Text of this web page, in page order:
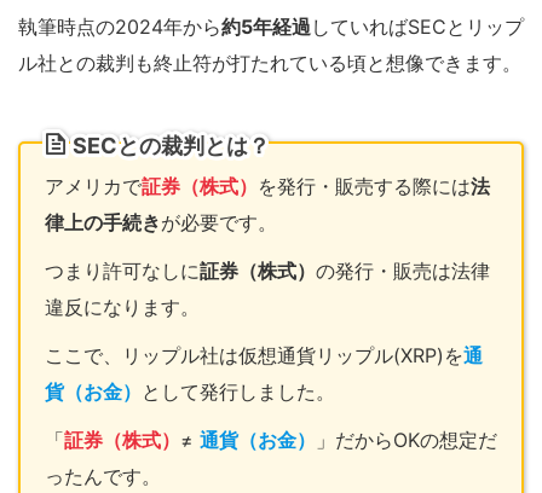
執筆時点の2024年から約5年経過していればSECとリップ
ル社との裁判も終止符が打たれている頃と想像できます。
SECとの裁判とは？
アメリカで証券（株式） を発行・販売する際には法
律上の手続きが必要です。
つまり許可なしに証券（株式） の発行・販売は法律
違反になります。
ここで、リップル社は仮想通貨リップル(XRP)を通
貨（お金） として発行しました。
「証券（株式） ≠ 通貨（お金）
」だからOKの想定だ
ったんです。